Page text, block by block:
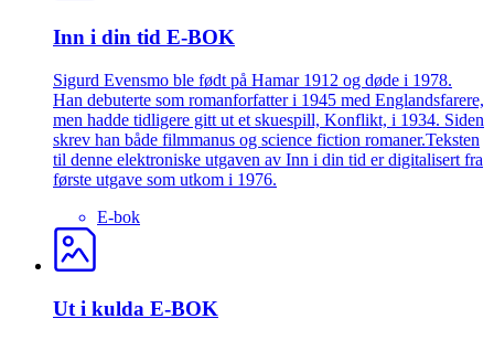
Inn i din tid E-BOK
Sigurd Evensmo ble født på Hamar 1912 og døde i 1978.
Han debuterte som romanforfatter i 1945 med Englandsfarere,
men hadde tidligere gitt ut et skuespill, Konflikt, i 1934. Siden
skrev han både filmmanus og science fiction romaner.Teksten
til denne elektroniske utgaven av Inn i din tid er digitalisert fra
første utgave som utkom i 1976.
E-bok
Ut i kulda E-BOK